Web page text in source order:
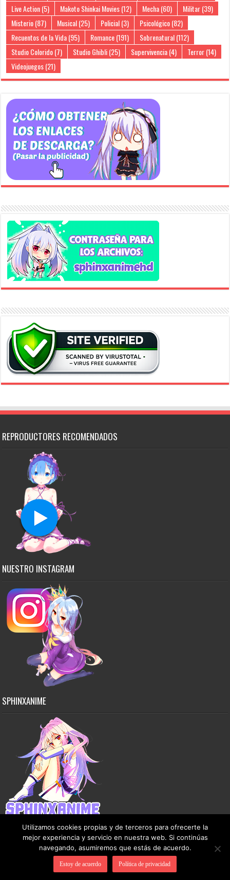
Live Action(5) Makoto Shinkai Movies(12) Mecha(60) Militar(39)
Misterio(87) Musical(25) Policial(3) Psicológico(82)
Recuentos de la Vida(95) Romance(191) Sobrenatural(112)
Studio Colorido(7) Studio Ghibli(25) Supervivencia(4) Terror(14)
Videojuegos(21)
REPRODUCTORES RECOMENDADOS
NUESTRO INSTAGRAM
SPHINXANIME
Copyright © 2015-2026 SphinxAnime - Este sitio no almacena ningún archivo en sus
servidores, solo comparte contenido de dominio público de manera gratuita.
Utilizamos cookies propias y de terceros para ofrecerte la
mejor experiencia y servicio en nuestra web. Si continúas
navegando, asumiremos que estás de acuerdo.
Estoy de acuerdo Política de privacidad